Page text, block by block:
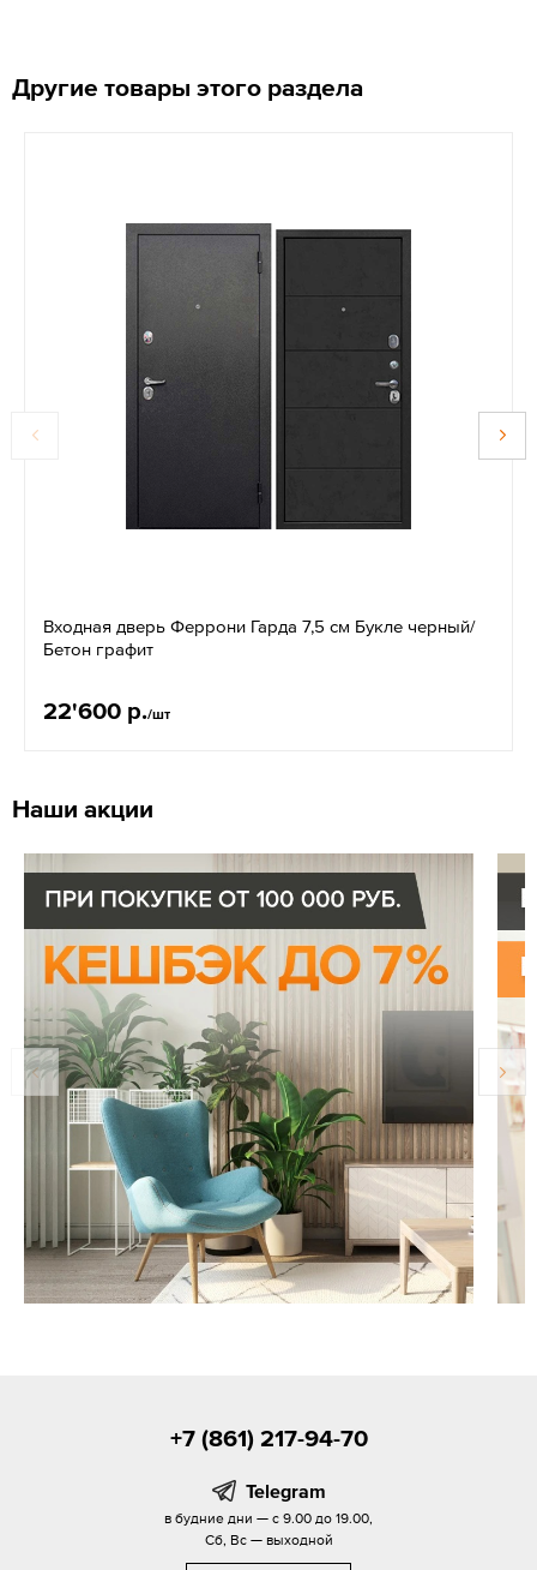
Другие товары этого раздела
Входная дверь Феррони Гарда 7,5 см Букле черный/
Бетон графит
22'600 р./шт
Наши акции
+7 (861) 217-94-70
Telegram
в будние дни — с 9.00 до 19.00,
Сб, Вс — выходной